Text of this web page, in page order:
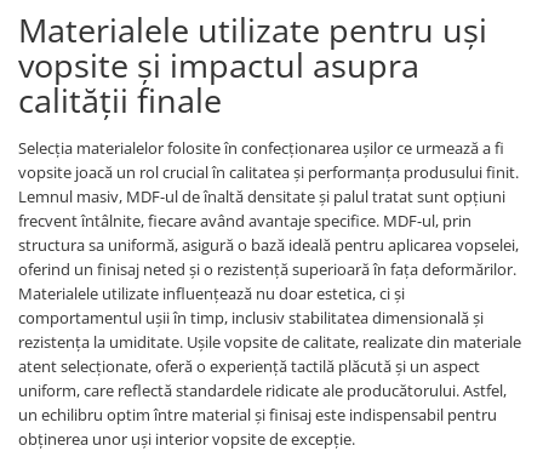
Materialele utilizate pentru uși
vopsite și impactul asupra
calității finale
Selecția materialelor folosite în confecționarea ușilor ce urmează a fi
vopsite joacă un rol crucial în calitatea și performanța produsului finit.
Lemnul masiv, MDF-ul de înaltă densitate și palul tratat sunt opțiuni
frecvent întâlnite, fiecare având avantaje specifice. MDF-ul, prin
structura sa uniformă, asigură o bază ideală pentru aplicarea vopselei,
oferind un finisaj neted și o rezistență superioară în fața deformărilor.
Materialele utilizate influențează nu doar estetica, ci și
comportamentul ușii în timp, inclusiv stabilitatea dimensională și
rezistența la umiditate. Ușile vopsite de calitate, realizate din materiale
atent selecționate, oferă o experiență tactilă plăcută și un aspect
uniform, care reflectă standardele ridicate ale producătorului. Astfel,
un echilibru optim între material și finisaj este indispensabil pentru
obținerea unor uși interior vopsite de excepție.